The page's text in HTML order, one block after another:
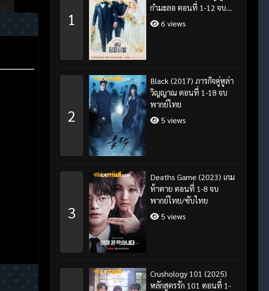
1
กำมะลอ ตอนที่ 1-12 จบ
พากย์ไทย/ซับไทย
6 views
2
Black (2017) ภารกิจคู่หูล่า
วิญญาณ ตอนที่ 1-18 จบ
พากย์ไทย
5 views
3
Deaths Game (2023) เกม
ท้าตาย ตอนที่ 1-8 จบ
พากย์ไทย/ซับไทย
5 views
Crushology 101 (2025)
หลักสูตรรัก 101 ตอนที่ 1-